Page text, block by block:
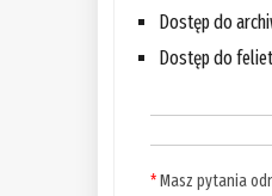
Dostęp do
Dostęp do
*Masz pytania